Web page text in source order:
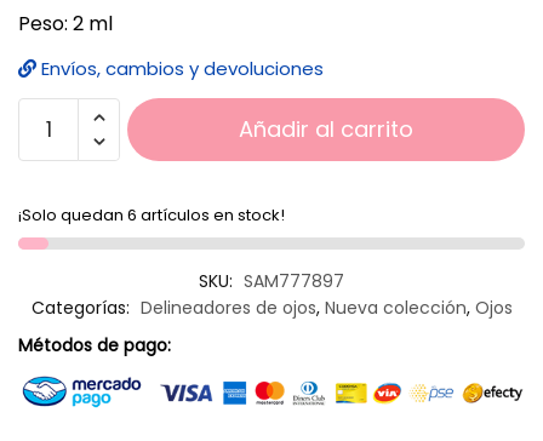
Peso: 2 ml
Envíos, cambios y devoluciones
Añadir al carrito
¡Solo quedan 6 artículos en stock!
SKU: SAM777897
Categorías: Delineadores de ojos, Nueva colección, Ojos
Métodos de pago: